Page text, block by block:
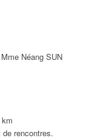
Néang SUN
rencontres.